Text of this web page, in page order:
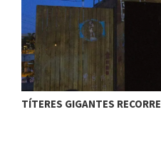
TÍTERES GIGANTES